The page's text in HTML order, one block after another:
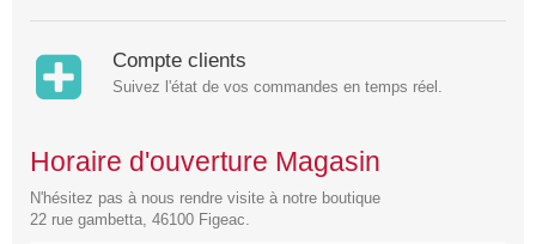
Compte clients
Suivez l'état de vos commandes en temps réel.
Horaire d'ouverture Magasin
N'hésitez pas à nous rendre visite à notre boutique
22 rue gambetta, 46100 Figeac.